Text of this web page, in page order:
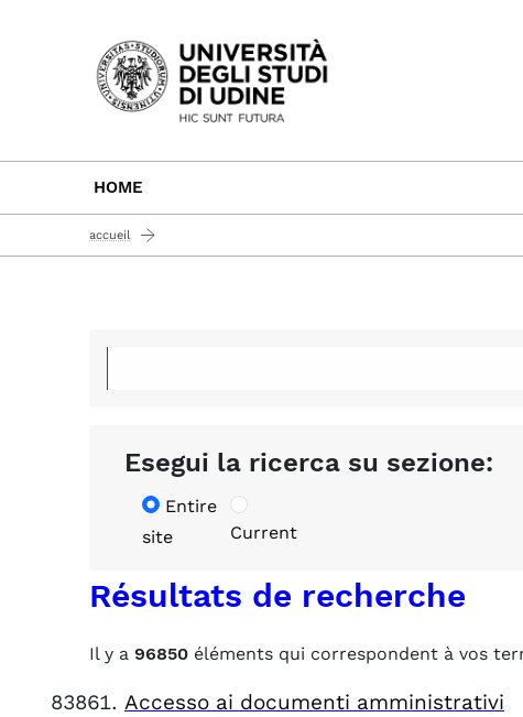
Passa al contenuto principale
HOME
accueil
Esegui la ricerca su sezione:
Entire
site
Current
Résultats de recherche
Il y a 96850 éléments qui correspondent à vos
Accesso ai documenti amministrativi